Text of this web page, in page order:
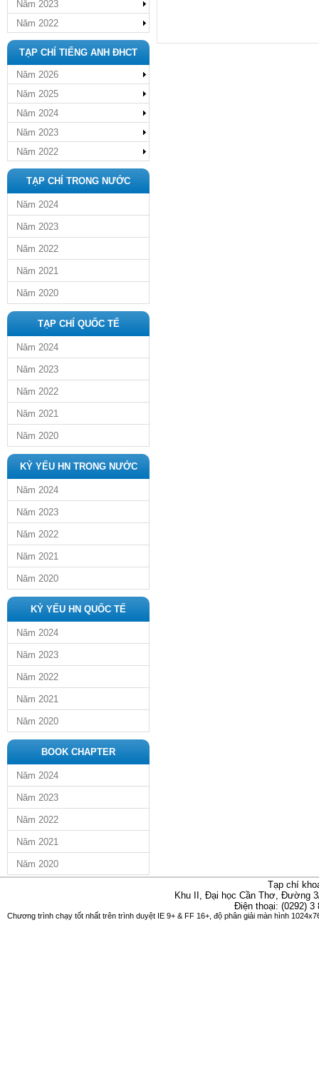
Năm 2023
Năm 2022
TẠP CHÍ TIẾNG ANH ĐHCT
Năm 2026
Năm 2025
Năm 2024
Năm 2023
Năm 2022
TẠP CHÍ TRONG NƯỚC
Năm 2024
Năm 2023
Năm 2022
Năm 2021
Năm 2020
TẠP CHÍ QUỐC TẾ
Năm 2024
Năm 2023
Năm 2022
Năm 2021
Năm 2020
KỶ YẾU HN TRONG NƯỚC
Năm 2024
Năm 2023
Năm 2022
Năm 2021
Năm 2020
KỶ YẾU HN QUỐC TẾ
Năm 2024
Năm 2023
Năm 2022
Năm 2021
Năm 2020
BOOK CHAPTER
Năm 2024
Năm 2023
Năm 2022
Năm 2021
Năm 2020
Tạp chí
Khu II, Đại học Cần Thơ, Đường
Điện thoại: (0292)
Chương trình chạy tốt nhất trên trình duyệt IE 9+ & FF 16+, độ phân giải màn hình